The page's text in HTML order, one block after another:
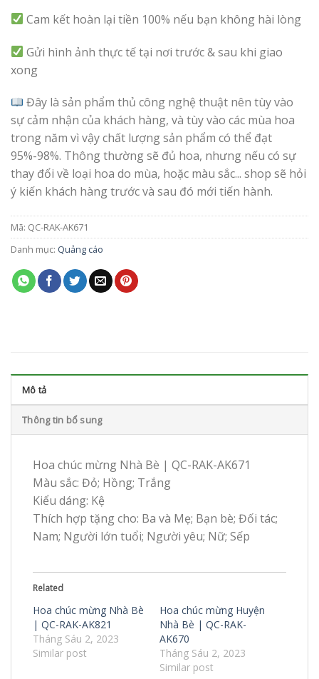
Cam kết hoàn lại tiền 100% nếu bạn không hài lòng
Gửi hình ảnh thực tế tại nơi trước & sau khi giao
xong
Đây là sản phẩm thủ công nghệ thuật nên tùy vào
sự cảm nhận của khách hàng, và tùy vào các mùa hoa
trong năm vì vậy chất lượng sản phẩm có thể đạt
95%-98%. Thông thường sẽ đủ hoa, nhưng nếu có sự
thay đổi về loại hoa do mùa, hoặc màu sắc... shop sẽ hỏi
ý kiến khách hàng trước và sau đó mới tiến hành.
Mã: QC-RAK-AK671
Danh mục: Quảng cáo
Mô tả
Thông tin bổ sung
Hoa chúc mừng Nhà Bè | QC-RAK-AK671
Màu sắc: Đỏ; Hồng; Trắng
Kiểu dáng: Kệ
Thích hợp tặng cho: Ba và Mẹ; Bạn bè; Đối tác;
Nam; Người lớn tuổi; Người yêu; Nữ; Sếp
Related
Hoa chúc mừng Nhà Bè
| QC-RAK-AK821
Tháng Sáu 2, 2023
Similar post
Hoa chúc mừng Huyện
Nhà Bè | QC-RAK-
AK670
Tháng Sáu 2, 2023
Similar post